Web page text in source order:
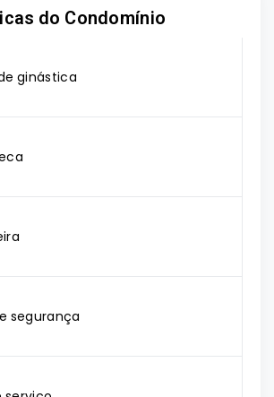
do Condomínio
ginástica
segurança